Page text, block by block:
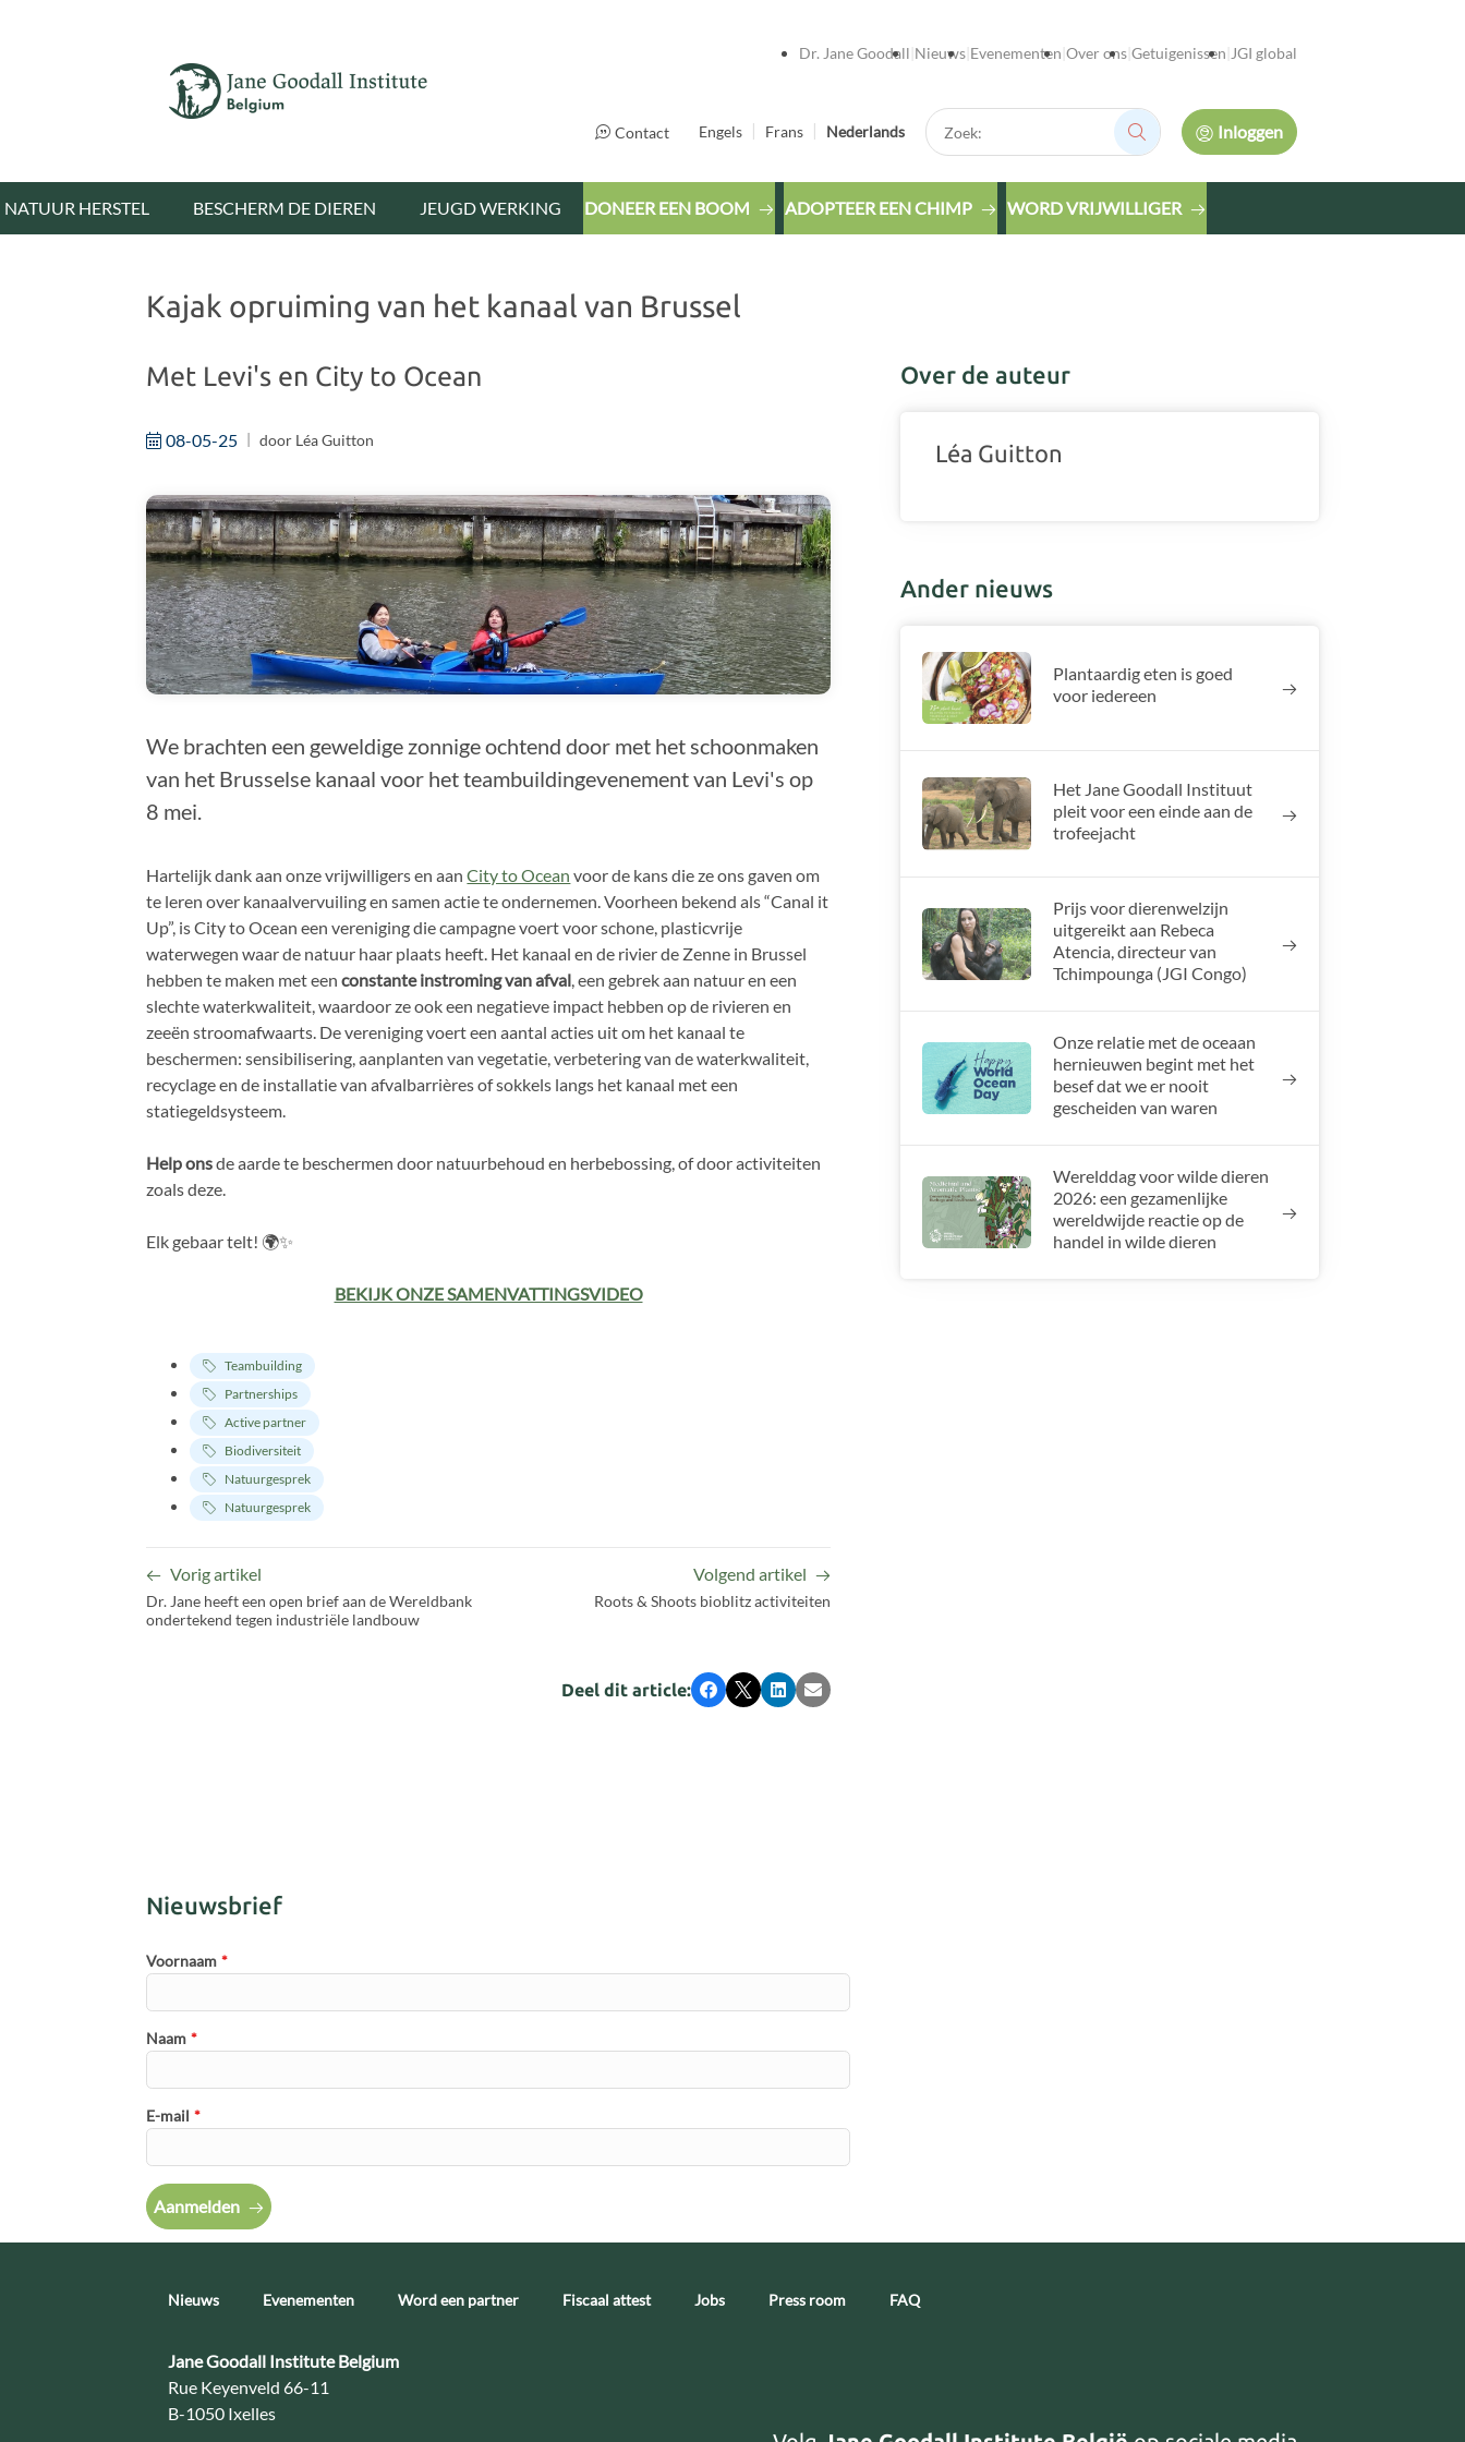
Dr. Jane Goodall Nieuws Evenementen Over ons Getuigenissen JGI global
Contact Engels Frans Nederlands
Zoek:
Zoek:
Inloggen
NATUUR HERSTEL BESCHERM DE DIEREN JEUGD WERKING DONEER EEN BOOM ADOPTEER EEN CHIMP WORD VRIJWILLIGER
Kajak opruiming van het kanaal van Brussel
Met Levi's en City to Ocean
08-05-25 door Léa Guitton
We brachten een geweldige zonnige ochtend door met het schoonmaken
van het Brusselse kanaal voor het teambuildingevenement van Levi's op
8 mei.
Hartelijk dank aan onze vrijwilligers en aanCity to Ocean voor de kans die ze ons gaven om
te leren over kanaalvervuiling en samen actie te ondernemen. Voorheen bekend als “Canal it
Up”, is City to Ocean een vereniging die campagne voert voor schone, plasticvrije
waterwegen waar de natuur haar plaats heeft. Het kanaal en de rivier de Zenne in Brussel
hebben te maken met eenconstante instroming van afval, een gebrek aan natuur en een
slechte waterkwaliteit, waardoor ze ook een negatieve impact hebben op de rivieren en
zeeën stroomafwaarts. De vereniging voert een aantal acties uit om het kanaal te
beschermen: sensibilisering, aanplanten van vegetatie, verbetering van de waterkwaliteit,
recyclage en de installatie van afvalbarrières of sokkels langs het kanaal met een
statiegeldsysteem.
Help onsde aarde te beschermen door natuurbehoud en herbebossing, of door activiteiten
zoals deze.
Elk gebaar telt! 🌍✨
BEKIJK ONZE SAMENVATTINGSVIDEO
Teambuilding
Partnerships
Active partner
Biodiversiteit
Natuurgesprek
Natuurgesprek
Vorig artikel
Dr. Jane heeft een open brief aan de Wereldbank
ondertekend tegen industriële landbouw
Volgend artikel
Roots & Shoots bioblitz activiteiten
Deel dit article: Facebook
X LinkedInE-mail
Over de auteur
Léa Guitton
Ander nieuws
Plantaardig eten is goed
voor iedereen
Het Jane Goodall Instituut
pleit voor een einde aan de
trofeejacht
Prijs voor dierenwelzijn
uitgereikt aan Rebeca
Atencia, directeur van
Tchimpounga (JGI Congo)
Onze relatie met de oceaan
hernieuwen begint met het
besef dat we er nooit
gescheiden van waren
Werelddag voor wilde dieren
2026: een gezamenlijke
wereldwijde reactie op de
handel in wilde dieren
Nieuwsbrief
Voornaam *
Naam *
E-mail *
Aanmelden
Nieuws Evenementen Word een partner Fiscaal attest Jobs Press room FAQ
Contact:
Jane Goodall Institute Belgium
Adres:
Rue Keyenveld 66-11
B-1050 Ixelles